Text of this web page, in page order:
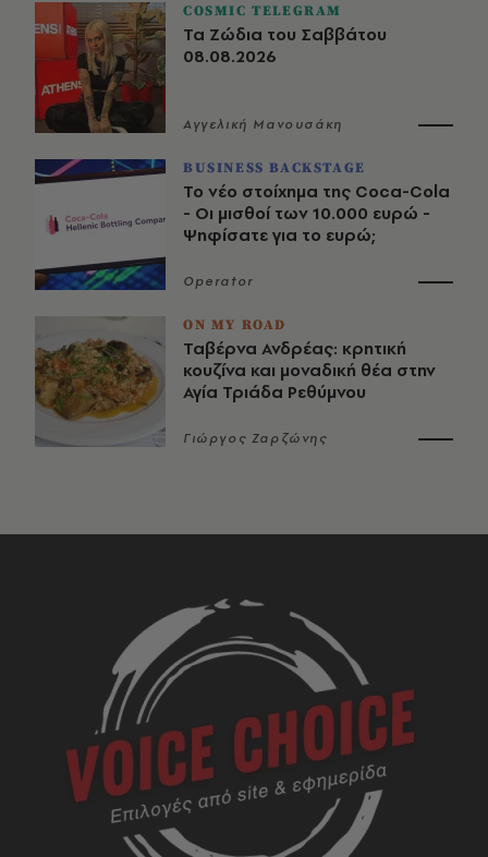
COSMIC TELEGRAM
Τα Ζώδια του Σαββάτου
08.08.2026
Αγγελική Μανουσάκη
BUSINESS BACKSTAGE
Το νέο στοίχημα της Coca-Cola
- Οι μισθοί των 10.000 ευρώ -
Ψηφίσατε για το ευρώ;
Operator
ON MY ROAD
Ταβέρνα Ανδρέας: κρητική
κουζίνα και μοναδική θέα στην
Αγία Τριάδα Ρεθύμνου
Γιώργος Ζαρζώνης